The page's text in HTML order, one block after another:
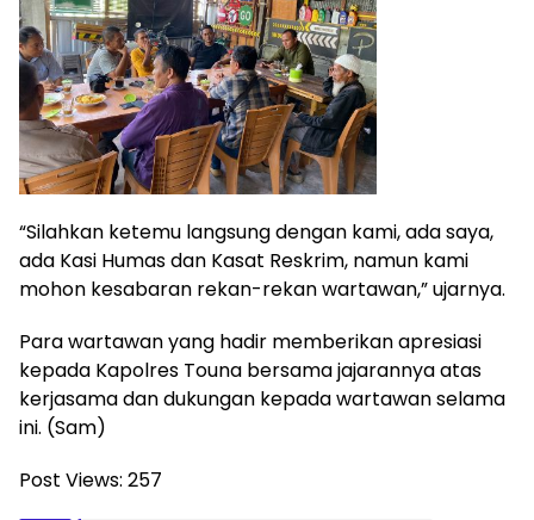
“Silahkan ketemu langsung dengan kami, ada saya,
ada Kasi Humas dan Kasat Reskrim, namun kami
mohon kesabaran rekan-rekan wartawan,” ujarnya.
Para wartawan yang hadir memberikan apresiasi
kepada Kapolres Touna bersama jajarannya atas
kerjasama dan dukungan kepada wartawan selama
ini. (Sam)
Post Views: 257